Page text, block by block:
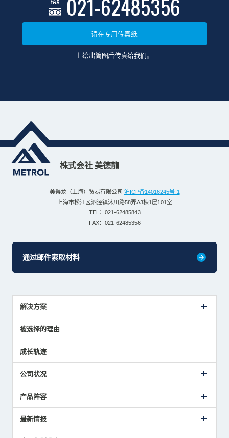
021-62485356
请在专用传真纸
上绘出简图后传真给我们。
株式会社 美德龍
美得龙（上海）贸易有限公司 沪ICP备14016245号-1
上海市松江区泗泾镇沐川路58弄A3棟1层101室
TEL：021-62485843
FAX：021-62485356
通过邮件索取材料
解决方案
解决方案建议
被选择的理由
成长轨迹
公司状况
致词
主要获奖经历
产品阵容
对刀仪
最新情报